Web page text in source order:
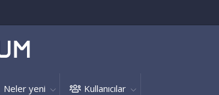
Neler yeni Kullanıcılar